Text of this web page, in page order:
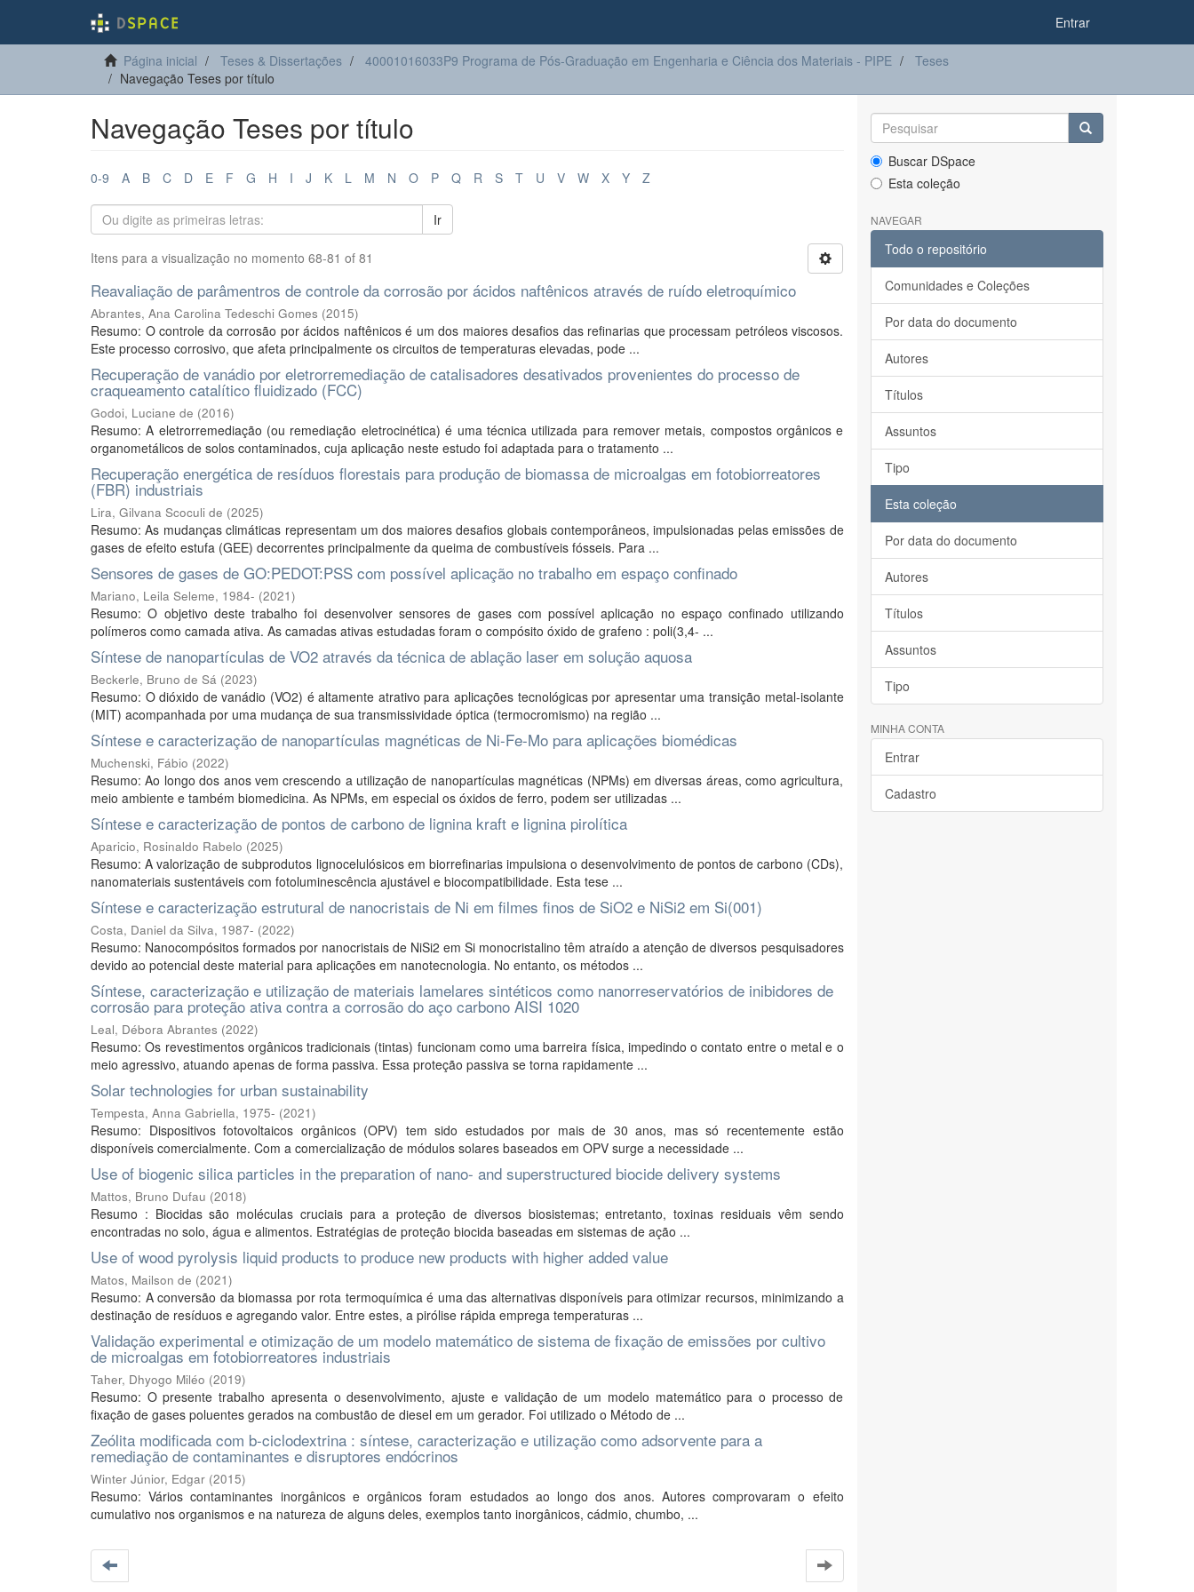
Entrar
Página inicial Teses & Dissertações 40001016033P9 Programa de Pós-Graduação em Engenharia e Ciência dos Materiais - PIPE
Teses
Navegação Teses por título
Navegação Teses por título
0-9 A B C D E F G H I J K L M N O P Q R S T U V W X Y Z
Ir
Itens para a visualização no momento 68-81 of 81
Reavaliação de parâmentros de controle da corrosão por ácidos naftênicos através de ruído eletroquímico
Abrantes, Ana Carolina Tedeschi Gomes (2015)
Resumo: O controle da corrosão por ácidos naftênicos é um dos maiores desafios das refinarias que processam petróleos viscosos.
Este processo corrosivo, que afeta principalmente os circuitos de temperaturas elevadas, pode ...
Recuperação de vanádio por eletrorremediação de catalisadores desativados provenientes do processo de
craqueamento catalítico fluidizado (FCC)
Godoi, Luciane de (2016)
Resumo: A eletrorremediação (ou remediação eletrocinética) é uma técnica utilizada para remover metais, compostos orgânicos e
organometálicos de solos contaminados, cuja aplicação neste estudo foi adaptada para o tratamento ...
Recuperação energética de resíduos florestais para produção de biomassa de microalgas em fotobiorreatores
(FBR) industriais
Lira, Gilvana Scoculi de (2025)
Resumo: As mudanças climáticas representam um dos maiores desafios globais contemporâneos, impulsionadas pelas emissões de
gases de efeito estufa (GEE) decorrentes principalmente da queima de combustíveis fósseis. Para ...
Sensores de gases de GO:PEDOT:PSS com possível aplicação no trabalho em espaço confinado
Mariano, Leila Seleme, 1984- (2021)
Resumo: O objetivo deste trabalho foi desenvolver sensores de gases com possível aplicação no espaço confinado utilizando
polímeros como camada ativa. As camadas ativas estudadas foram o compósito óxido de grafeno : poli(3,4- ...
Síntese de nanopartículas de VO2 através da técnica de ablação laser em solução aquosa
Beckerle, Bruno de Sá (2023)
Resumo: O dióxido de vanádio (VO2) é altamente atrativo para aplicações tecnológicas por apresentar uma transição metal-isolante
(MIT) acompanhada por uma mudança de sua transmissividade óptica (termocromismo) na região ...
Síntese e caracterização de nanopartículas magnéticas de Ni-Fe-Mo para aplicações biomédicas
Muchenski, Fábio (2022)
Resumo: Ao longo dos anos vem crescendo a utilização de nanopartículas magnéticas (NPMs) em diversas áreas, como agricultura,
meio ambiente e também biomedicina. As NPMs, em especial os óxidos de ferro, podem ser utilizadas ...
Síntese e caracterização de pontos de carbono de lignina kraft e lignina pirolítica
Aparicio, Rosinaldo Rabelo (2025)
Resumo: A valorização de subprodutos lignocelulósicos em biorrefinarias impulsiona o desenvolvimento de pontos de carbono (CDs),
nanomateriais sustentáveis com fotoluminescência ajustável e biocompatibilidade. Esta tese ...
Síntese e caracterização estrutural de nanocristais de Ni em filmes finos de SiO2 e NiSi2 em Si(001)
Costa, Daniel da Silva, 1987- (2022)
Resumo: Nanocompósitos formados por nanocristais de NiSi2 em Si monocristalino têm atraído a atenção de diversos pesquisadores
devido ao potencial deste material para aplicações em nanotecnologia. No entanto, os métodos ...
Síntese, caracterização e utilização de materiais lamelares sintéticos como nanorreservatórios de inibidores de
corrosão para proteção ativa contra a corrosão do aço carbono AISI 1020
Leal, Débora Abrantes (2022)
Resumo: Os revestimentos orgânicos tradicionais (tintas) funcionam como uma barreira física, impedindo o contato entre o metal e o
meio agressivo, atuando apenas de forma passiva. Essa proteção passiva se torna rapidamente ...
Solar technologies for urban sustainability
Tempesta, Anna Gabriella, 1975- (2021)
Resumo: Dispositivos fotovoltaicos orgânicos (OPV) tem sido estudados por mais de 30 anos, mas só recentemente estão
disponíveis comercialmente. Com a comercialização de módulos solares baseados em OPV surge a necessidade ...
Use of biogenic silica particles in the preparation of nano- and superstructured biocide delivery systems
Mattos, Bruno Dufau (2018)
Resumo : Biocidas são moléculas cruciais para a proteção de diversos biosistemas; entretanto, toxinas residuais vêm sendo
encontradas no solo, água e alimentos. Estratégias de proteção biocida baseadas em sistemas de ação ...
Use of wood pyrolysis liquid products to produce new products with higher added value
Matos, Mailson de (2021)
Resumo: A conversão da biomassa por rota termoquímica é uma das alternativas disponíveis para otimizar recursos, minimizando a
destinação de resíduos e agregando valor. Entre estes, a pirólise rápida emprega temperaturas ...
Validação experimental e otimização de um modelo matemático de sistema de fixação de emissões por cultivo
de microalgas em fotobiorreatores industriais
Taher, Dhyogo Miléo (2019)
Resumo: O presente trabalho apresenta o desenvolvimento, ajuste e validação de um modelo matemático para o processo de
fixação de gases poluentes gerados na combustão de diesel em um gerador. Foi utilizado o Método de ...
Zeólita modificada com b-ciclodextrina : síntese, caracterização e utilização como adsorvente para a
remediação de contaminantes e disruptores endócrinos
Winter Júnior, Edgar (2015)
Resumo: Vários contaminantes inorgânicos e orgânicos foram estudados ao longo dos anos. Autores comprovaram o efeito
cumulativo nos organismos e na natureza de alguns deles, exemplos tanto inorgânicos, cádmio, chumbo, ...
Buscar DSpace
Esta coleção
NAVEGAR
Todo o repositório
Comunidades e Coleções
Por data do documento
Autores
Títulos
Assuntos
Tipo
Esta coleção
Por data do documento
Autores
Títulos
Assuntos
Tipo
MINHA CONTA
Entrar
Cadastro